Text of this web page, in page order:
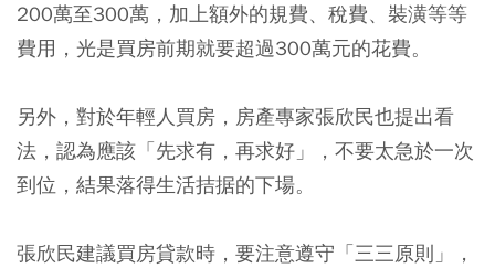
200萬至300萬，加上額外的規費、稅費、裝潢等等
費用，光是買房前期就要超過300萬元的花費。
另外，對於年輕人買房，房產專家張欣民也提出看
法，認為應該「先求有，再求好」，不要太急於一次
到位，結果落得生活拮据的下場。
張欣民建議買房貸款時，要注意遵守「三三原則」，